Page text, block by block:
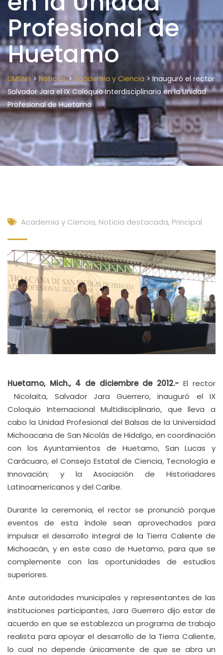
Profesional de
Huetamo
UMSNH> Noticias>Academia y Ciencia > Inauguró el rector
Salvador Jara el IX Coloquio Interdisciplinario en la Unidad
Profesional de Huetamo
Academia y Ciencia, Noticia destacada, Principal
Huetamo, Mich., 4 de diciembre de 2012.- El rector
Nicolaita, Salvador Jara Guerrero, inauguró el IX
Coloquio Internacional Multidisciplinario, que lleva a
cabo la Unidad Profesional del Balsas de la Universidad
Michoacana de San Nicolás de Hidalgo, en coordinación
con los Ayuntamientos de Huetamo, San Lucas y
Carácuaro, el Consejo Estatal de Ciencia, Tecnología e
Innovación; y la Asociación de Historiadores
Latinoamericanos y del Caribe.
Durante la ceremonia, el rector se pronunció porque
eventos de esta índole sean aprovechados para
impulsar el desarrollo integral de la Tierra Caliente de
Michoacán, y en este caso de Huetamo, para que se
complemente con las oportunidades de estudios
superiores.
Ante autoridades municipales y representantes de las
instituciones participantes, Jara Guerrero dijo estar de
acuerdo en que se establezca un programa de trabajo
realista para apoyar el desarrollo de la Tierra Caliente,
lo cual no depende únicamente de que se abra un